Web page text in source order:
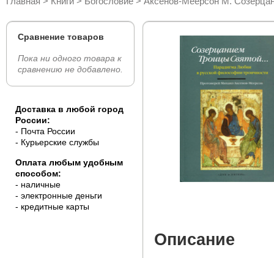
Описание
Сравнение товаров
Пока ни одного товара к
сравнению не добавлено.
Доставка в любой город
России:
- Почта России
- Курьерские службы
Оплата любым удобным
способом:
- наличные
- электронные деньги
- кредитные карты